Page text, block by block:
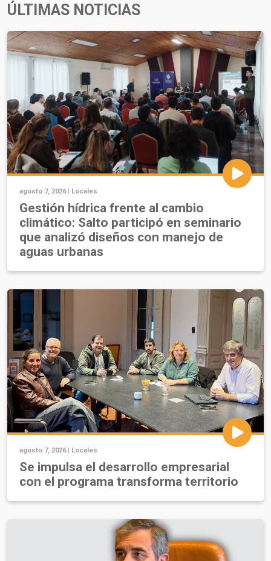
ÚLTIMAS NOTICIAS
agosto 7, 2026 | Locales
Gestión hídrica frente al cambio
climático: Salto participó en seminario
que analizó diseños con manejo de
aguas urbanas
agosto 7, 2026 | Locales
Se impulsa el desarrollo empresarial
con el programa transforma territorio